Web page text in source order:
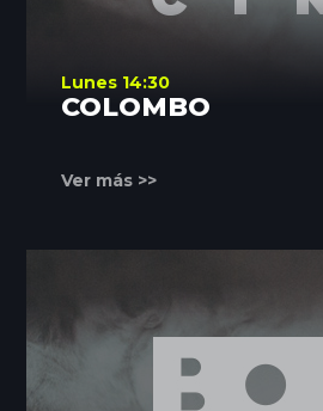
Lunes 14:30
COLOMBO
Ver más >>